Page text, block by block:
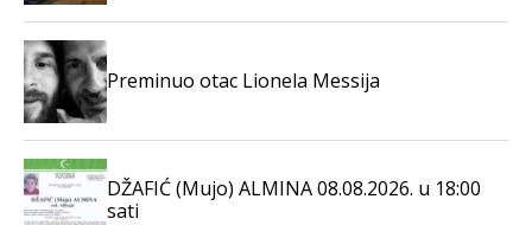
Preminuo otac Lionela Messija
DŽAFIĆ (Mujo) ALMINA 08.08.2026. u 18:00
sati